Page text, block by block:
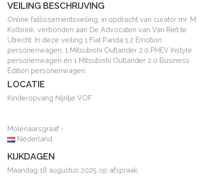
VEILING BESCHRIJVING
Online faillissementsveiling, in opdracht van curator mr. M.
Kolbrink, verbonden aan De Advocaten van Van Riet te
Utrecht. In deze veiling 1 Fiat Panda 1.2 Emotion
personenwagen, 1 Mitsubishi Outlander 2.0 PHEV Instyle
personenwagen en 1 Mitsubishi Outlander 2.0 Business
Edition personenwagen.
LOCATIE
Kinderopvang Nijntje VOF
Molenaarsgraaf -
Nederland
KIJKDAGEN
Maandag 18 augustus 2025 op afspraak